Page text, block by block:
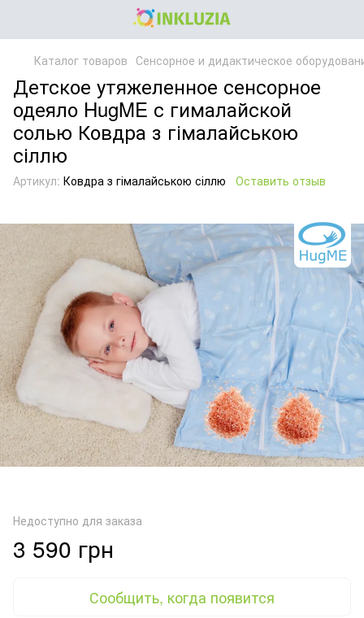
Каталог товаров Сенсорное и дидактическое
Детское утяжеленное сенсорное
одеяло HugME с гималайской
солью Ковдра з гімалайською
сіллю
Артикул: Ковдра з гімалайською сіллю Оставить отзыв
Недоступно для заказа
3 590 грн
Сообщить, когда появится